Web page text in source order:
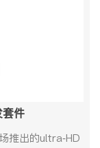
件
推出的ultra-HD